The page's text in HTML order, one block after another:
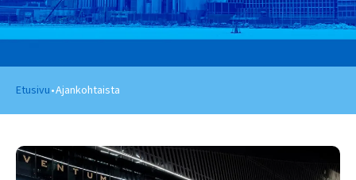
Etusivu•Ajankohtaista